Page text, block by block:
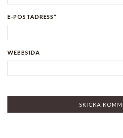
E-POSTADRESS*
WEBBSIDA